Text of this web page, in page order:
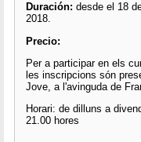
Duración: desde el 18
2018.
Precio:
Per a participar en els
les inscripcions són
Jove, a l'avinguda de
Horari: de dilluns a
21.00 hores